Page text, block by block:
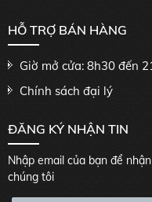
HỖ TRỢ BÁN HÀNG
Giờ mở cửa: 8h30 đến
Chính sách đại lý
ĐĂNG KÝ NHẬN TIN
Nhập email của bạn để
chúng tôi